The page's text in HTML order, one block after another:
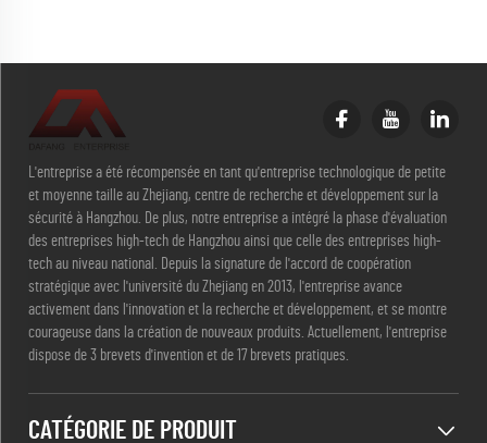
L'entreprise a été récompensée en tant qu'entreprise technologique de petite
et moyenne taille au Zhejiang, centre de recherche et développement sur la
sécurité à Hangzhou. De plus, notre entreprise a intégré la phase d'évaluation
des entreprises high-tech de Hangzhou ainsi que celle des entreprises high-
tech au niveau national. Depuis la signature de l'accord de coopération
stratégique avec l'université du Zhejiang en 2013, l'entreprise avance
activement dans l'innovation et la recherche et développement, et se montre
courageuse dans la création de nouveaux produits. Actuellement, l'entreprise
dispose de 3 brevets d'invention et de 17 brevets pratiques.
CATÉGORIE DE PRODUIT